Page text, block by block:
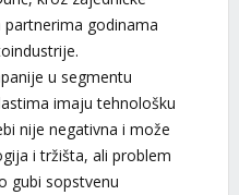
godinama
u segmentu
imaju tehnološku
nije negativna i može
i tržišta, ali problem
gubi sopstvenu